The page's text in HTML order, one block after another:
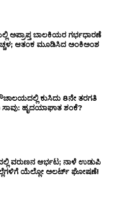
ಅಪ್ರಾಪ್ತ ಬಾಲಕಿಯರ ಗರ್ಭಧಾರಣೆ
ಆತಂಕ ಮೂಡಿಸಿದ ಅಂಕಿಅಂಶ
ಕುಸಿದು 8ನೇ ತರಗತಿ
ಸಾವು: ಹೃದಯಾಘಾತ ಶಂಕೆ?
ವರುಣನ ಆರ್ಭಟ; ನಾಳೆ ಉಡುಪಿ
ಯೆಲ್ಲೋ ಅಲರ್ಟ್ ಘೋಷಣೆ!